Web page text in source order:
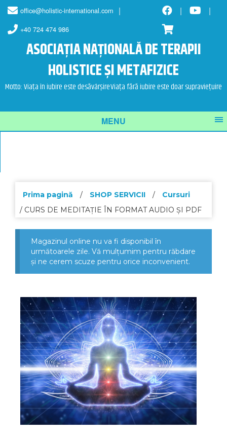
Skip
content
Skip
main
menu
office@holistic-international.com
+40 724 474 986
ASOCIAȚIA NAȚIONALĂ DE TERAPII
HOLISTICE ȘI METAFIZICE
Motto: Viața în iubire este desăvârșireViața fără iubire este doar supraviețuire
MENU
Prima pagină / SHOP SERVICII /
Cursuri
/ CURS DE MEDITAȚIE ÎN FORMAT AUDIO ȘI PDF
Magazinul online nu va fi disponibil în
următoarele zile. Vă mulțumim pentru răbdare
și ne cerem scuze pentru orice inconvenient.